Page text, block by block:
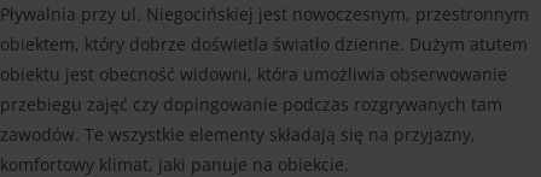
Pływalnia przy ul. Niegocińskiej jest nowoczesnym, przestronnym
obiektem, który dobrze doświetla światło dzienne. Dużym atutem
obiektu jest obecność widowni, która umożliwia obserwowanie
przebiegu zajęć czy dopingowanie podczas rozgrywanych tam
zawodów. Te wszystkie elementy składają się na przyjazny,
komfortowy klimat, jaki panuje na obiekcie.